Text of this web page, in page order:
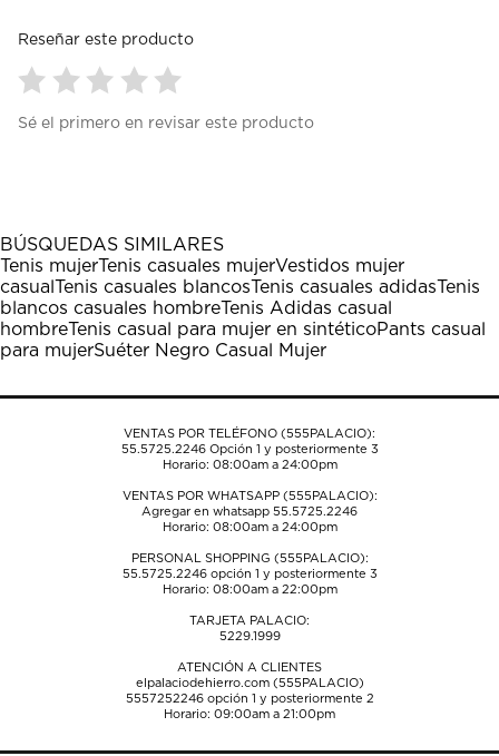
Reseñar este producto
para
1
estrella
Esta
acción
abrirá
el
formulario
envío.
para
estrellas.
Esta
acción
abrirá
el
formulario
envío.
para
estrellas.
Esta
acción
abrirá
el
formulario
envío.
para
estrellas.
Esta
acción
abrirá
el
formulario
envío.
para
estrellas.
Esta
acción
abrirá
el
formulario
envío.
Sé el primero en revisar este producto
BÚSQUEDAS SIMILARES
Tenis mujerTenis casuales mujerVestidos mujer
casual Tenis casuales blancosTenis casuales adidasTenis
blancos casuales hombreTenis Adidas casual
hombreTenis casual para mujer en sintéticoPants casual
para mujerSuéter Negro Casual Mujer
VENTAS POR TELÉFONO (555PALACIO):
55.5725.2246Opción 1 y posteriormente 3
Horario: 08:00am a 24:00pm
VENTAS POR WHATSAPP (555PALACIO):
Agregar en whatsapp 55.5725.2246
Horario: 08:00am a 24:00pm
PERSONAL SHOPPING (555PALACIO):
55.5725.2246opción 1 y posteriormente 3
Horario: 08:00am a 22:00pm
TARJETA PALACIO:
5229.1999
ATENCIÓN A CLIENTES
elpalaciodehierro.com (555PALACIO)
5557252246opción 1 y posteriormente 2
Horario: 09:00am a 21:00pm